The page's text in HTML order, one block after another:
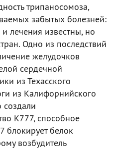
трипаносомоза,
забытых болезней:
лечения известны, но
Одно из последствий
желудочков
сердечной
из Техасского
из Калифорнийского
создали
K777, способное
блокирует белок
возбудитель